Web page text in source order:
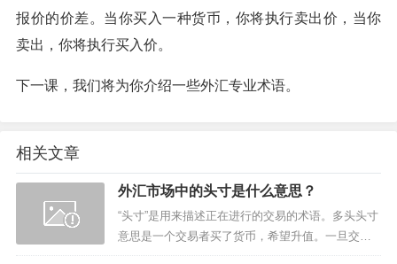
报价的价差。当你买入一种货币，你将执行卖出价，当你
卖出，你将执行买入价。
下一课，我们将为你介绍一些外汇专业术语。
相关文章
外汇市场中的头寸是什么意思？
“头寸”是用来描述正在进行的交易的术语。多头头寸
意思是一个交易者买了货币，希望升值。一旦交易
员把这种货币卖回市场(理想情况下，价格要高于他